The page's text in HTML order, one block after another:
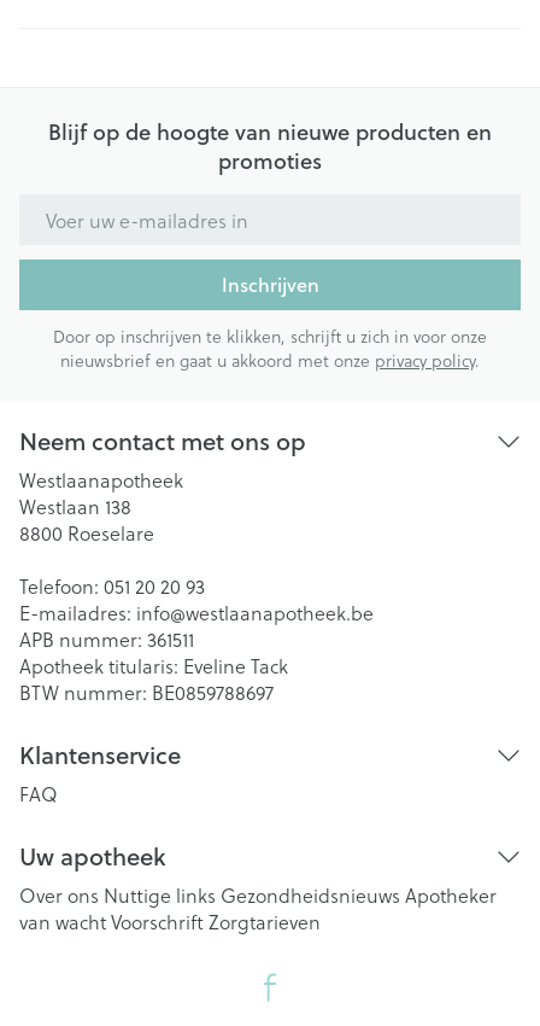
Blijf op de hoogte van nieuwe producten en
promoties
Inschrijven
Door op inschrijven te klikken, schrijft u zich in voor onze
nieuwsbrief en gaat u akkoord met onze privacy policy.
Neem contact met ons op
Westlaanapotheek
Westlaan 138
8800 Roeselare
Telefoon: 051 20 20 93
E-mailadres: info@westlaanapotheek.be
APB nummer: 361511
Apotheek titularis: Eveline Tack
BTW nummer: BE0859788697
Klantenservice
FAQ
Uw apotheek
Over ons Nuttige links Gezondheidsnieuws Apotheker
van wachtVoorschriftZorgtarieven